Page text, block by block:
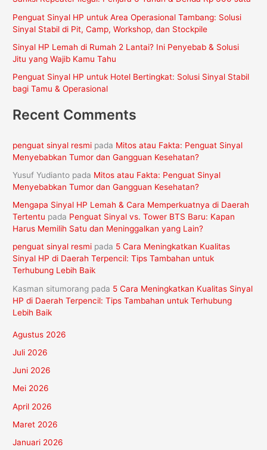
t
u
k
:
Penguat Sinyal HP untuk Area Operasional Tambang: Solusi
Sinyal Stabil di Pit, Camp, Workshop, dan Stockpile
Sinyal HP Lemah di Rumah 2 Lantai? Ini Penyebab & Solusi
Jitu yang Wajib Kamu Tahu
Penguat Sinyal HP untuk Hotel Bertingkat: Solusi Sinyal Stabil
bagi Tamu & Operasional
Recent Comments
penguat sinyal resmi pada Mitos atau Fakta: Penguat Sinyal
Menyebabkan Tumor dan Gangguan Kesehatan?
Yusuf Yudianto pada Mitos atau Fakta: Penguat Sinyal
Menyebabkan Tumor dan Gangguan Kesehatan?
Mengapa Sinyal HP Lemah & Cara Memperkuatnya di Daerah
Tertentu pada Penguat Sinyal vs. Tower BTS Baru: Kapan
Harus Memilih Satu dan Meninggalkan yang Lain?
penguat sinyal resmi pada 5 Cara Meningkatkan Kualitas
Sinyal HP di Daerah Terpencil: Tips Tambahan untuk
Terhubung Lebih Baik
Kasman situmorang pada 5 Cara Meningkatkan Kualitas Sinyal
HP di Daerah Terpencil: Tips Tambahan untuk Terhubung
Lebih Baik
Agustus 2026
Juli 2026
Juni 2026
Mei 2026
April 2026
Maret 2026
Januari 2026